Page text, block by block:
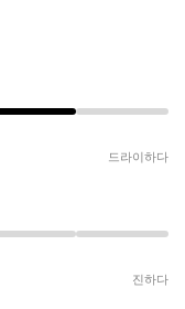
드라이하다
진하다